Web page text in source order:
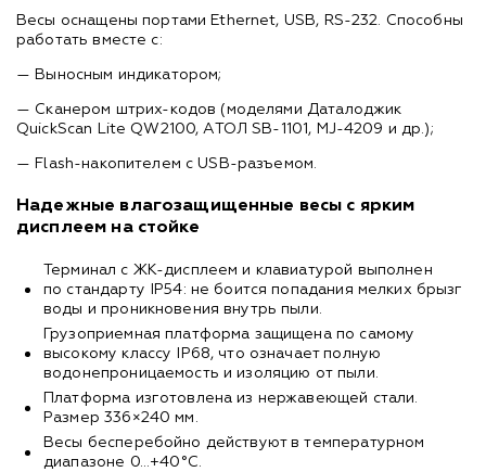
Весы оснащены портами Ethernet, USB, RS-232. Способны
работать вместе с:
— Выносным индикатором;
— Сканером штрих-кодов (моделями Даталоджик
QuickScan Lite QW2100, АТОЛ SB-1101, MJ-4209 и др.);
— Flash-накопителем с USB-разъемом.
Надежные влагозащищенные весы с ярким
дисплеем на стойке
Терминал с ЖК-дисплеем и клавиатурой выполнен
по стандарту IP54: не боится попадания мелких брызг
воды и проникновения внутрь пыли.
Грузоприемная платформа защищена по самому
высокому классу IP68, что означает полную
водонепроницаемость и изоляцию от пыли.
Платформа изготовлена из нержавеющей стали.
Размер 336×240 мм.
Весы бесперебойно действуют в температурном
диапазоне 0...+40°C.